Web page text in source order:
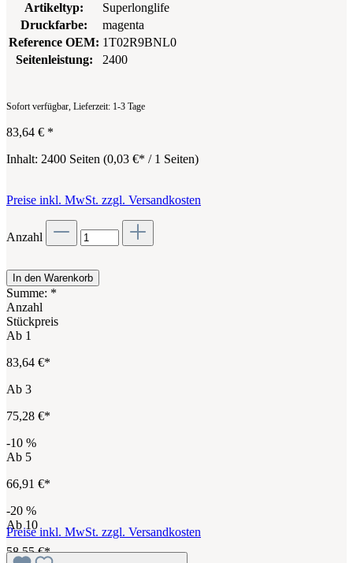
Artikeltyp:
Superlonglife
Druckfarbe:
magenta
Reference OEM: 1T02R9BNL0
Seitenleistung:
2400
Sofort verfügbar, Lieferzeit: 1-3 Tage
83,64 € *
Inhalt: 2400 Seiten (0,03 €* / 1 Seiten)
Preise inkl. MwSt. zzgl. Versandkosten
Anzahl
In den Warenkorb
Summe: *
Anzahl
Stückpreis
Ab 1
83,64 €*
Ab 3
75,28 €*
-10 %
Ab 5
66,91 €*
-20 %
Ab10
58,55 €*
Preise inkl. MwSt. zzgl. Versandkosten